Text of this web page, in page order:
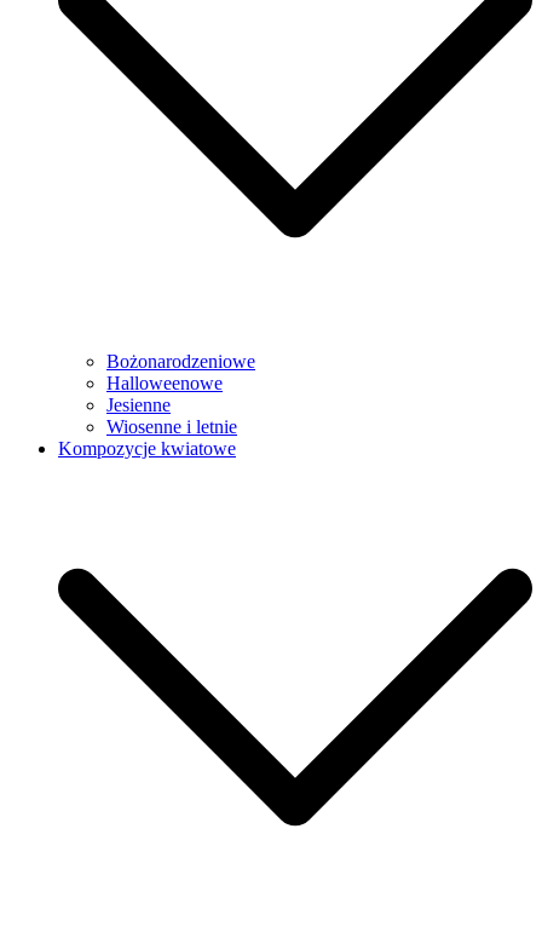
Bożonarodzeniowe
Halloweenowe
Jesienne
Wiosenne i letnie
Kompozycje kwiatowe